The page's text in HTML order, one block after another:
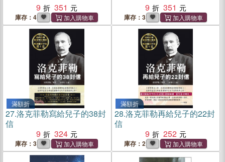
9
351
庫存：4
9
351
庫存：3
滿額折
27.洛克菲勒寫給兒子的38封
信
9
324
庫存：3
滿額折
28.洛克菲勒再給兒子的22封
信
9
252
庫存：2